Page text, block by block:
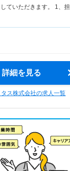
ていただきます。 1、担
詳細を見る
タス株式会社の求人一覧